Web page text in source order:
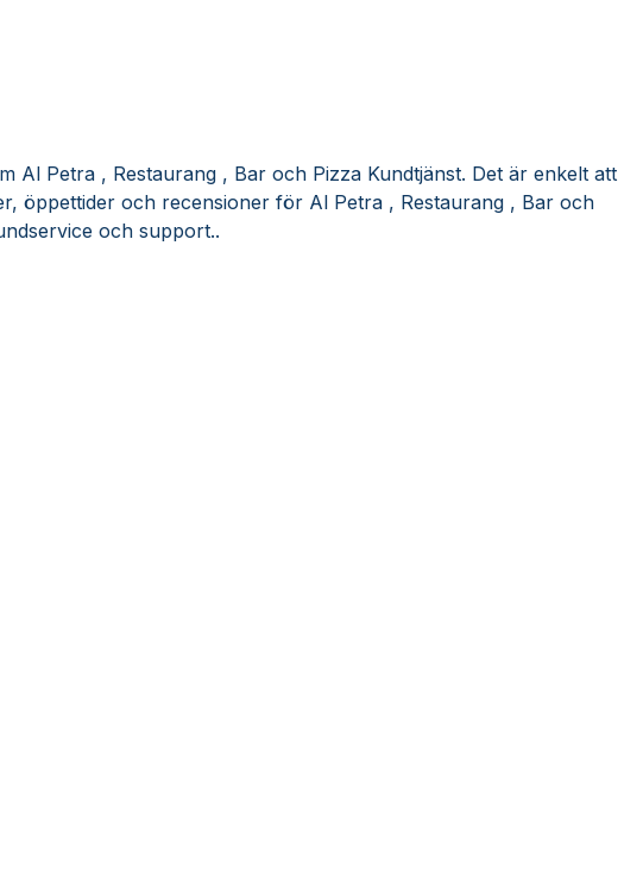
Al Petra , Restaurang , Bar och Pizza Kundtjänst. Det är enkelt att
öppettider och recensioner för Al Petra , Restaurang , Bar och
och support..